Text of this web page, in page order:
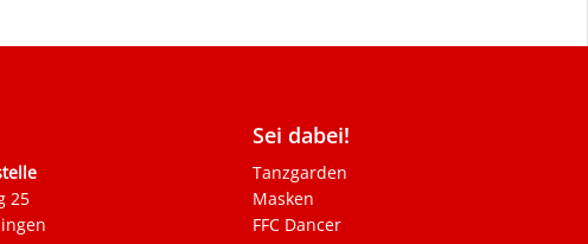
25
Sei dabei!
Tanzgarden
Masken
FFC Dancer